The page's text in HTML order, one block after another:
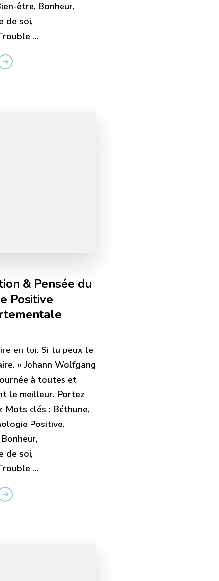
être, Bonheur,
de soi,
…
& Pensée du
Positive
en toi. Si tu peux le
» Johann Wolfgang
à toutes et
le meilleur. Portez
Mots clés : Béthune,
Positive,
de soi,
…